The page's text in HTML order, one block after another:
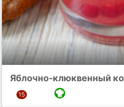
Яблочно-клюквенный